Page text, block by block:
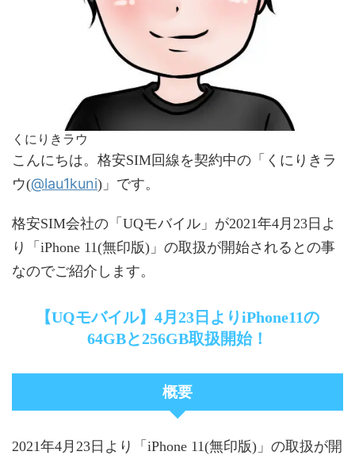
くにりきラウ
こんにちは。格安SIM回線を契約中の「くにりきラ
ウ(@lau1kuni)」です。
格安SIM会社の「UQモバイル」が2021年4月23日よ
り「iPhone 11(無印版)」の取扱が開始されるとの事
なのでご紹介します。
【UQモバイル】4月23日よりiPhone11の
64GBと256GB取扱開始！
概要
2021年4月23日より「iPhone 11(無印版)」の取扱が開